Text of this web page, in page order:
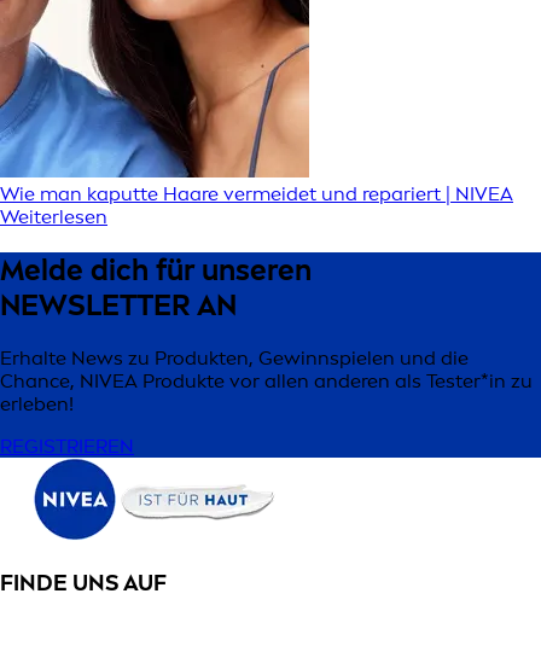
Wie man kaputte Haare vermeidet und repariert | NIVEA
Weiterlesen
Melde dich für unseren
NEWSLETTER AN
Erhalte News zu Produkten, Gewinnspielen und die
Chance, NIVEA Produkte vor allen anderen als Tester*in zu
erleben!
REGISTRIEREN
FINDE UNS AUF